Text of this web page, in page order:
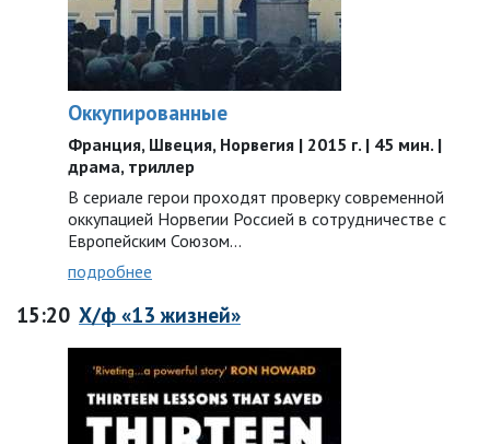
Оккупированные
Франция, Швеция, Норвегия | 2015 г. | 45 мин. |
драма, триллер
В сериале герои проходят проверку современной
оккупацией Норвегии Россией в сотрудничестве с
Европейским Союзом...
подробнее
15:20 Х/ф «13 жизней»